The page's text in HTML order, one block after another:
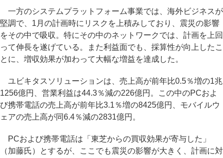
一方のシステムプラットフォーム事業では、海外ビジネスが
堅調で、1月の計画時にリスクを上積みしており、震災の影響
をその中で吸収。特にその中のネットワークでは、計画を上回
って伸長を遂げている。また利益面でも、採算性が向上したこ
とに、増収効果が加わって大幅な増益を達成した。
ユビキタスソリューションは、売上高が前年比0.5％増の1兆
1256億円、営業利益は44.3％減の226億円。この中のPCおよ
び携帯電話の売上高が前年比3.1％増の8425億円、モバイルウ
ェアの売上高が同6.4％減の2831億円。
PCおよび携帯電話は「東芝からの買収効果が寄与した」
（加藤氏）とするが、ここでも震災の影響が大きく、計画に対